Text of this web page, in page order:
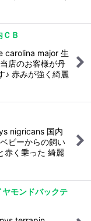
Ｂ
carolina major 生
店のお客様が丹
♪ 赤みが強く綺麗
nigricans 国内
ビーからの飼い
赤く乗った 綺麗
モンドバックテ